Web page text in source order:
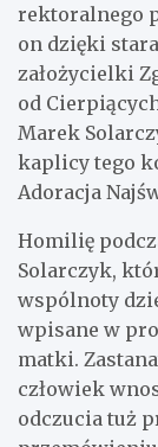
rektoralnego
on dzięki
założycielki
od
Marek
kaplicy tego
Adoracja
Homilię
Solarczyk,
wspólnoty
wpisane w
matki.
człowiek
odczucia tuż